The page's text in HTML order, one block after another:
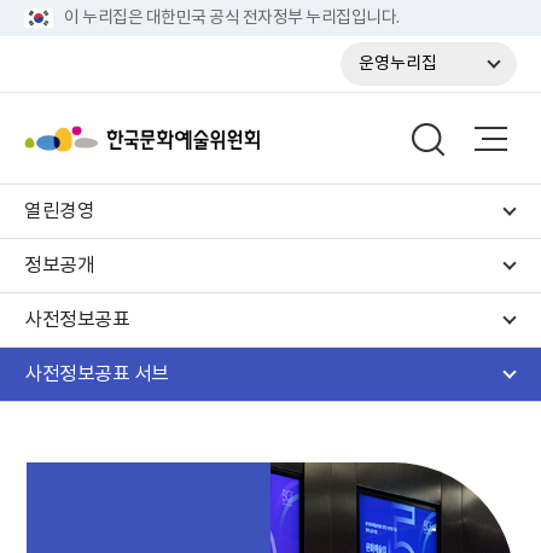
이 누리집은 대한민국 공식 전자정부 누리집입니다.
운영누리집
열린경영
정보공개
사전정보공표
사전정보공표 서브